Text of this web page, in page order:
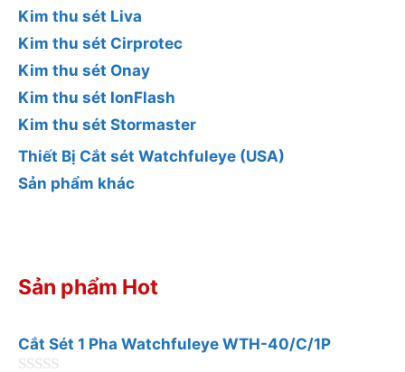
Kim thu sét Liva
Kim thu sét Cirprotec
Kim thu sét Onay
Kim thu sét IonFlash
Kim thu sét Stormaster
Thiết Bị Cắt sét Watchfuleye (USA)
Sản phẩm khác
Sản phẩm Hot
Cắt Sét 1 Pha Watchfuleye WTH-40/C/1P